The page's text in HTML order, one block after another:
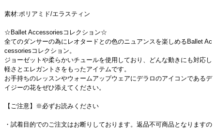
素材:ポリアミド/エラスティン
☆Ballet Accessoriesコレクション☆
全てのダンサーの為にレオタードとの色のニュアンスを楽しめるBallet Ac
cessoriesコレクション。
ジョーゼットや柔らかいチュールを使用しており、どんな動きにも対応し
軽さとエレガントさをもったアイテムです。
お手持ちのレッスンやウォームアップウェアにデラロのアイコンであるデ
イジーの花をぜひ添えてください。
【ご注意】※必ずお読みください
・試着目的でのご注文はお断りしております。返品不可商品となりますの